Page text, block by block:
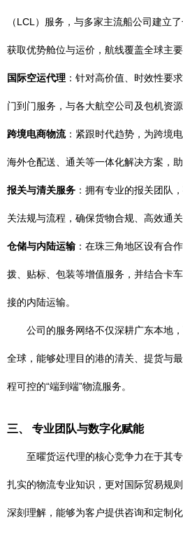
（LCL）服务，与多家主流船公司建立
获取优势舱位与运价，航线覆盖全球主要
国际空运代理 ：针对高价值、时效性要
门到门服务，与各大航空公司及包机资源
跨境电商物流：紧跟时代趋势，为跨境
海外仓配送、通关等一体化解决方案，助
报关与清关服务 ：拥有专业的报关团队
关法规与流程，确保货物合规、高效通
仓储与内陆运输 ：在珠三角地区设有合
拨、贴标、包装等增值服务，并结合卡
接的内陆运输。
公司的服务网络不仅深耕广东本地
全球，能够处理目的港的清关、提货与
程可控的“端到端”物流服务。
三、 专业团队与数字化赋能
至曜货运代理的核心竞争力在于其
扎实的物流专业知识，更对国际贸易规
深刻理解，能够为客户提供咨询和定制化